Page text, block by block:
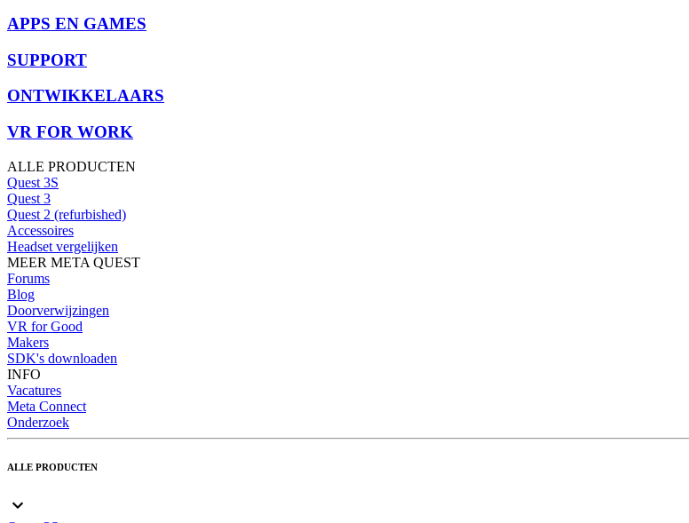
APPS EN GAMES
SUPPORT
ONTWIKKELAARS
VR FOR WORK
ALLE PRODUCTEN
Quest 3S
Quest 3
Quest 2 (refurbished)
Accessoires
Headset vergelijken
MEER META QUEST
Forums
Blog
Doorverwijzingen
VR for Good
Makers
SDK's downloaden
INFO
Vacatures
Meta Connect
Onderzoek
ALLE PRODUCTEN